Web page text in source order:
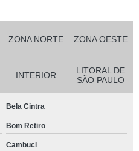
ZONA NORTE ZONA OESTE
INTERIOR
LITORAL DE
SÃO PAULO
Bela Cintra
Bom Retiro
Cambuci